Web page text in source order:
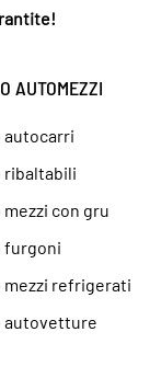
AUTOMEZZI
autocarri
ribaltabili
con gru
furgoni
mezzi refrigerati
autovetture